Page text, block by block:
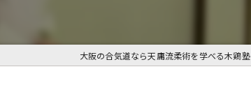
大阪の合気道なら天庸流柔術を学べる木鶏塾